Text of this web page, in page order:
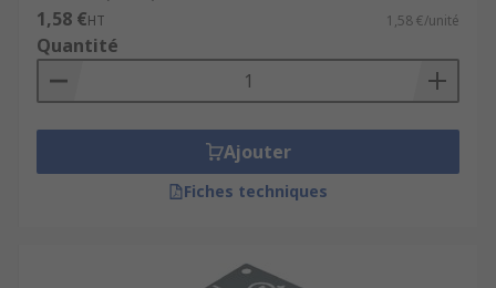
1,58 €HT 1,58 €/unité
Quantité
Ajouter
Fiches techniques